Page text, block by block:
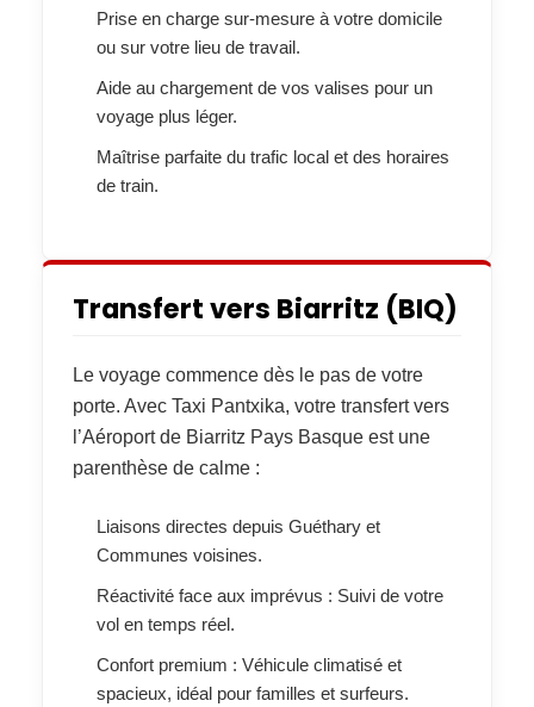
Prise en charge sur-mesure à votre domicile
ou sur votre lieu de travail.
Aide au chargement de vos valises pour un
voyage plus léger.
Maîtrise parfaite du trafic local et des horaires
de train.
Transfert vers Biarritz (BIQ)
Le voyage commence dès le pas de votre
porte. Avec Taxi Pantxika, votre transfert vers
l’Aéroport de Biarritz Pays Basque est une
parenthèse de calme :
Liaisons directes depuis Guéthary et
Communes voisines.
Réactivité face aux imprévus : Suivi de votre
vol en temps réel.
Confort premium : Véhicule climatisé et
spacieux, idéal pour familles et surfeurs.